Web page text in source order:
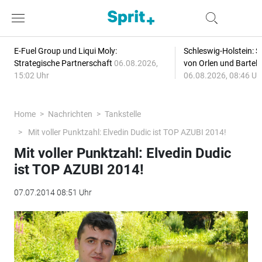
E-Fuel Group und Liqui Moly:
Strategische Partnerschaft 06.08.2026,
15:02 Uhr
Schleswig-Holstein:
von Orlen und
06.08.2026, 08:46
Home Nachrichten
Tankstelle
Mit voller Punktzahl: Elvedin Dudic ist TOP AZUBI 2014!
Mit voller Punktzahl: Elvedin Dudic
ist TOP AZUBI 2014!
07.07.2014 08:51 Uhr